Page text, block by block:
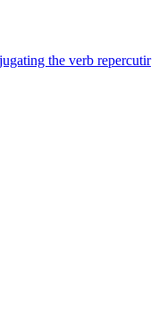
the verb repercutir